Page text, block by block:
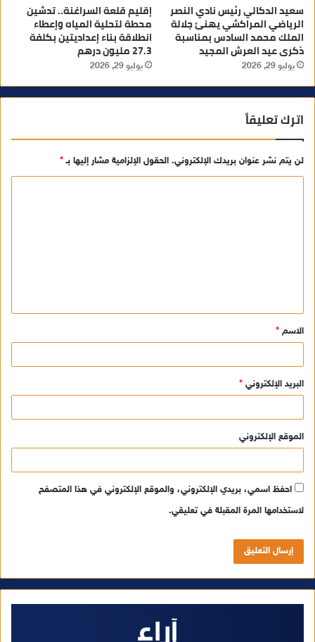
سعيد الدكالي رئيس نادي النصر
الرياضي المراكشي يهنئ جلالة
الملك محمد السادس بمناسبة
ذكرى عيد العرش المجيد
يوليو 29, 2026
إقليم قلعة السراغنة.. تدشين
محطة لتحلية المياه وإعطاء
انطلاقة بناء إعداديتين بكلفة
27.3 مليون درهم
يوليو 29, 2026
اترك تعليقاً
لن يتم نشر عنوان بريدك الإلكتروني. الحقول الإلزامية مشار إليها بـ*
ق
*
الاسم *
البريد الإلكتروني *
الموقع الإلكتروني
احفظ اسمي، بريدي الإلكتروني، والموقع الإلكتروني في هذا المتصفح
لاستخدامها المرة المقبلة في تعليقي.